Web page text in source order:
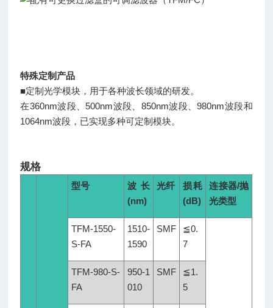
特殊定制产品
■定制光学模块，用于各种波长领域的研发。
在360nm波段、500nm波段、850nm波段、980nm波段和
1064nm波段，已实现多种可定制模块。
规格
型号
波长
(nm)
光纤
损耗
(dB)
连接器/抛
光类型
TFM-1550-
S-FA
1510-
1590
SMF
≦0.
7
TFM-980-S-
FA
950-1
010
SMF
≦1.
5